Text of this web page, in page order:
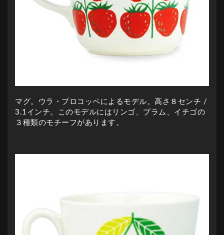
マグ。ウラ・プロコッペによるモデル。高さ８センチ /
3.1インチ。このモデルにはリンゴ、プラム、イチゴの
３種類のモチーフがあります。